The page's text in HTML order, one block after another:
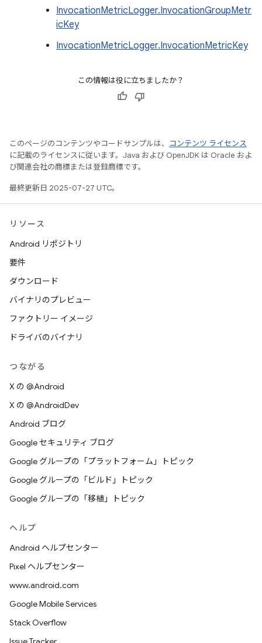
InvocationMetricLogger.InvocationGroupMetr
icKey
InvocationMetricLogger.InvocationMetricKey
この情報は役に立ちましたか？
このページのコンテンツやコードサンプルは、
コンテンツ ライセンス
に記載のライセンスに従います。Java および OpenJDK は Oracle およ
び関連会社の商標または登録商標です。
最終更新日 2025-07-27 UTC。
リソース
Android リポジトリ
要件
ダウンロード
バイナリのプレビュー
ファクトリー イメージ
ドライバのバイナリ
つながる
X の @Android
X の @AndroidDev
Android ブログ
Google セキュリティ ブログ
Google グループの「プラットフォーム」トピック
Google グループの「ビルド」トピック
Google グループの「移植」トピック
ヘルプ
Android ヘルプセンター
Pixel ヘルプセンター
www.android.com
Google Mobile Services
Stack Overflow